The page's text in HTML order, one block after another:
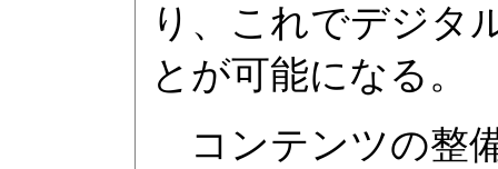
り、これでデジタ
とが可能になる。
コンテンツの整